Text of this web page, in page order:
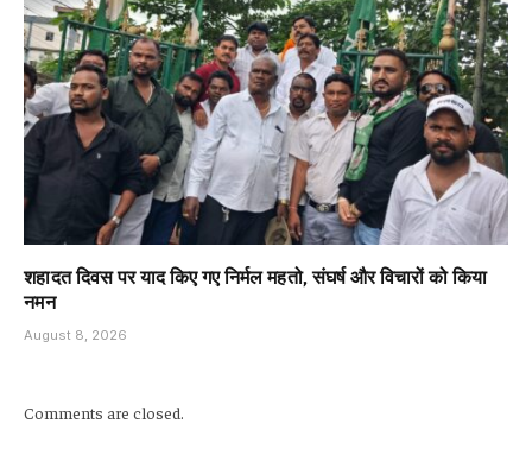
शहादत दिवस पर याद किए गए निर्मल महतो, संघर्ष और विचारों को किया
नमन
August 8, 2026
Comments are closed.